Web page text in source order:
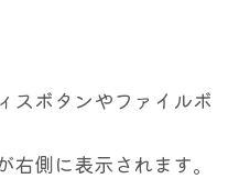
ボタンやファイルボ
側に表示されます。